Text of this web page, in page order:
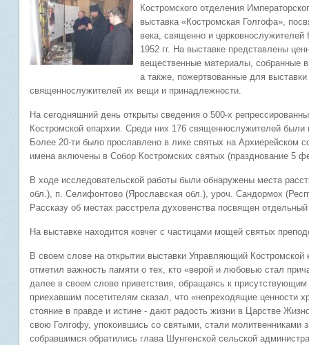
Костромского отделения
выставка «Костромская Голгофа»,
века, священно и
1952 гг. На выставке представлены
вещественные материалы, собранные в
а также, пожертвованные для
священнослужителей их вещи и принадлежности.
На сегодняшний день открыты сведения о 500-х
Костромской епархии. Среди них 176 священнослужителей
Более 20-ти было прославлено в лике святых на Архиерейском
имена включены в Собор Костромских святых (празднование 5
В ходе исследовательской работы были обнаружены места
обл.), п. Селифонтово (Ярославская обл.), уроч. Сандормох
Рассказу об местах расстрела духовенства посвящен
На выставке находится ковчег с частицами мощей святых
В своем слове на открытии выставки Управляющий Костромской
отметил важность памяти о тех, кто «верой и любовью стал
далее в своем слове приветствия, обращаясь к
приехавшим посетителям сказал, что «непреходящие ценности
стояние в правде и истине - дают радость жизни в Царстве
свою Голгофу, упокоившись со святыми, стали молитвенниками
собравшимся обратились глава Шунгенской сельской